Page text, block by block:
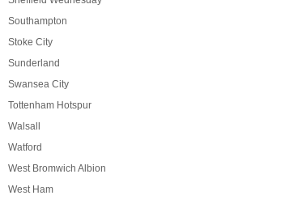
Southampton
Stoke City
Sunderland
Swansea City
Tottenham Hotspur
Walsall
Watford
West Bromwich Albion
West Ham